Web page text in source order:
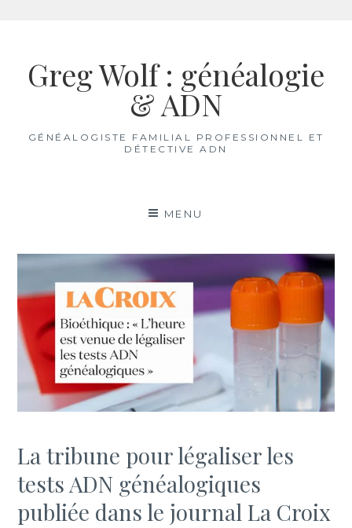
contenuGreg Wolf : généalogie
& ADN
GÉNÉALOGISTE FAMILIAL PROFESSIONNEL ET
DÉTECTIVE ADN
MENU
La tribune pour légaliser les
tests ADN généalogiques
publiée dans le journal La Croix